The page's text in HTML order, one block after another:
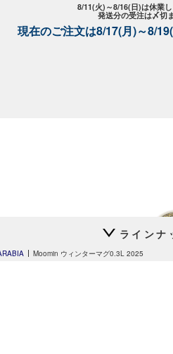
8/11(火)～8/16(日)は休業
発送分の受注は〆切
現在のご注文は8/17(月)～8/
ラインナ
Moomin ウィンターマグ0.3L 2025